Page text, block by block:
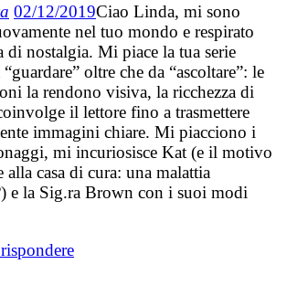
02/12/2019Ciao Linda, mi sono
nel tuo mondo e respirato
di nostalgia. Mi piace la tua serie
oltre che da “ascoltare”: le
la rendono visiva, la ricchezza di
il lettore fino a trasmettere
immagini chiare. Mi piacciono i
mi incuriosisce Kat (e il motivo
casa di cura: una malattia
e la Sig.ra Brown con i suoi modi